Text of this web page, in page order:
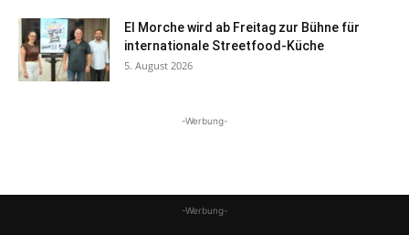
El Morche wird ab Freitag zur Bühne für
internationale Streetfood-Küche
5. August 2026
-Werbung-
-Werbung-